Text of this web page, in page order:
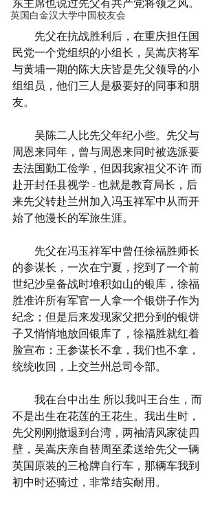
英国白金汉大学中国校友会
东主席也说过先父有共产党将领之风。
先父在抗战胜利后，在重庆担任国
民党一个党组织的小组长，吴嵩庆将军
与黄埔一期的陈大庆皆是先父领导的小
组组员，他们三人是极要好的同事和朋
友。
吴陈二人比先父年纪小些。先父与
周恩来同年，曾与周恩来同时被选派要
去法国勤工俭学，但因我家祖父不许 而
赴开封任县视学 - 也就是教育局长，后
来先父转赴兰州加入冯玉祥军中从而开
始了他漫长的军旅生涯。
先父在冯玉祥军中曾任徐福胜师长
的参谋长，一次在宁夏，挖到了一个前
世纪沙皇备战时堆积如山的银库，徐福
胜准许所有军官一人拿一个银饼子作为
纪念；但是后来发现家父把分到的银饼
子又悄悄地放回银库了，徐福胜就红着
脸宣布：王参谋长不拿，我们也不拿，
统统收回，上交兰州总司令部。
我在台中出生 所以我叫王台生，而
不是出生在花莲的王花生。我出生时，
先父刚刚撤退到台湾，两袖清风家徒四
壁，吴嵩庆亲自替周至柔送给先父一辆
英国原装的三枪牌自行车，那辆车我到
初中时还骑过，非常结实耐用。